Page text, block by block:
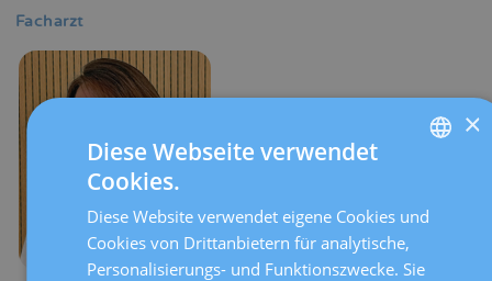
Facharzt
CATALÀ
×
Diese Webseite verwendet
Cookies.
Diese Website verwendet eigene Cookies und
Cookies von Drittanbietern für analytische,
Personalisierungs- und Funktionszwecke. Sie